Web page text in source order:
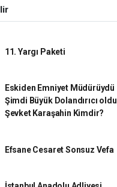
11. Yargı Paketi
Eskiden Emniyet Müdürüydü
Şimdi Büyük Dolandırıcı oldu
Şevket Karaşahin Kimdir?
Efsane Cesaret Sonsuz Vefa